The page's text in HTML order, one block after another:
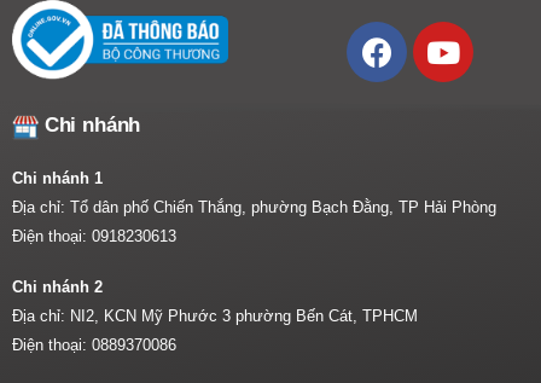
Chi nhánh
Chi nhánh 1
Địa chỉ: Tổ dân phố Chiến Thắng, phường Bạch Đằng, TP Hải Phòng
Điện thoại: 0918230613
Chi nhánh 2
Địa chỉ: NI2, KCN Mỹ Phước 3 phường Bến Cát, TPHCM
Điện thoại: 0889370086